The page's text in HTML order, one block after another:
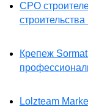
СРО
Крепеж
Lolzteam